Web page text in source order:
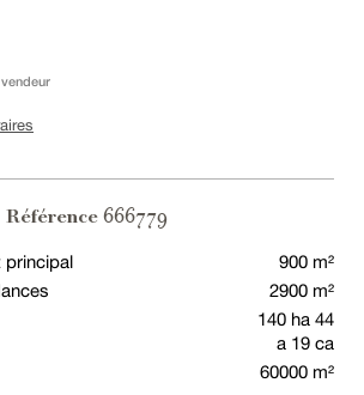
Référence 666779
principal
900 m²
2900 m²
140 ha 44
a 19 ca
60000 m²